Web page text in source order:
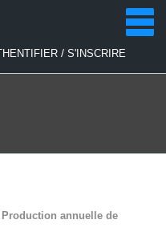
/ S'INSCRIRE
Production annuelle de